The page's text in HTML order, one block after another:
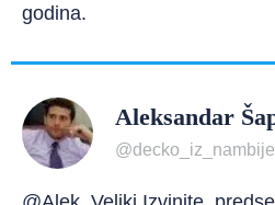
godina.
Aleksandar
@decko_iz_nambije